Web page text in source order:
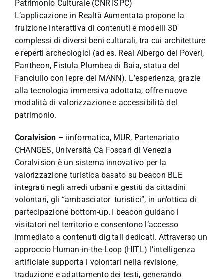
Patrimonio Culturale (CNR ISPC)
L’applicazione in Realtà Aumentata propone la
fruizione interattiva di contenuti e modelli 3D
complessi di diversi beni culturali, tra cui architetture
e reperti archeologici (ad es. Real Albergo dei Poveri,
Pantheon, Fistula Plumbea di Baia, statua del
Fanciullo con lepre del MANN). L’esperienza, grazie
alla tecnologia immersiva adottata, offre nuove
modalità di valorizzazione e accessibilità del
patrimonio.
Coralvision – iinformatica, MUR, Partenariato
CHANGES, Università Cà Foscari di Venezia
Coralvision è un sistema innovativo per la
valorizzazione turistica basato su beacon BLE
integrati negli arredi urbani e gestiti da cittadini
volontari, gli “ambasciatori turistici”, in un’ottica di
partecipazione bottom-up. I beacon guidano i
visitatori nel territorio e consentono l’accesso
immediato a contenuti digitali dedicati. Attraverso un
approccio Human-in-the-Loop (HITL) l’intelligenza
artificiale supporta i volontari nella revisione,
traduzione e adattamento dei testi, generando